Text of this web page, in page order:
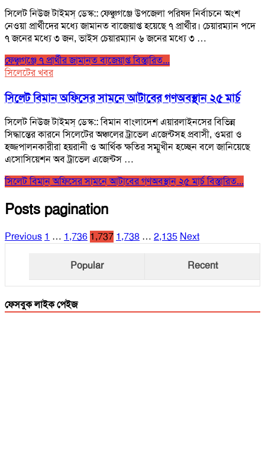
সিলেট নিউজ টাইমস্ ডেস্ক:: ফেঞ্চুগঞ্জে উপজেলা পরিষদ নির্বাচনে অংশ
নেওয়া প্রার্থীদের মধ্যে জামানত বাজেয়াপ্ত হয়েছে ৭ প্রার্থীর। চেয়ারম্যান পদে
৭ জনের মধ্যে ৩ জন, ভাইস চেয়ারম্যান ৬ জনের মধ্যে ৩ …
ফেঞ্চুগঞ্জে ৭ প্রার্থীর জামানত বাজেয়াপ্তবিস্তারিত...
সিলেটের খবর
সিলেট বিমান অফিসের সামনে আটাবের গণঅবস্থান ২৫ মার্চ
সিলেট নিউজ টাইমস্ ডেস্ক:: বিমান বাংলাদেশ এয়ারলাইনসের বিভিন্ন
সিদ্ধান্তের কারনে সিলেটের অঞ্চলের ট্রাভেল এজেন্টসহ প্রবাসী, ওমরা ও
হজ্জপালনকারীরা হয়রানী ও আর্থিক ক্ষতির সম্মুখীন হচ্ছেন বলে জানিয়েছে
এসোসিয়েশন অব ট্রাভেল এজেন্টস …
সিলেট বিমান অফিসের সামনে আটাবের গণঅবস্থান ২৫ মার্চবিস্তারিত...
Posts pagination
Previous 1 … 1,736 1,737 1,738 … 2,135 Next
Popular Recent
ফেসবুক লাইক পেইজ